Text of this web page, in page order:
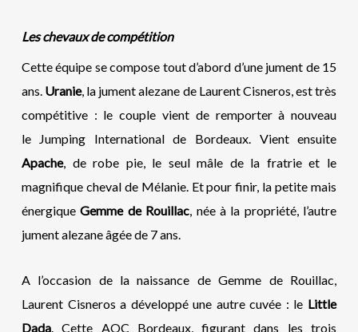
Les chevaux de compétition
Cette équipe se compose tout d’abord d’une jument de 15
ans. Uranie, la jument alezane de Laurent Cisneros, est très
compétitive : le couple vient de remporter à nouveau
le Jumping International de Bordeaux. Vient ensuite
Apache, de robe pie, le seul mâle de la fratrie et le
magnifique cheval de Mélanie. Et pour finir, la petite mais
énergiqueGemme de Rouillac, née à la propriété, l’autre
jument alezane âgée de 7 ans.
A l’occasion de la naissance de Gemme de Rouillac,
Laurent Cisneros a développé une autre cuvée : le Little
Dada. Cette AOC Bordeaux, figurant dans les trois